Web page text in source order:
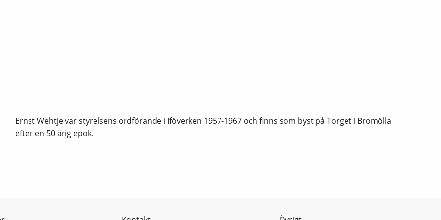
Ernst Wehtje var styrelsens ordförande i Iföverken 1957-1967 och finns som byst på Torget i Bromölla
efter en 50 årig epok.